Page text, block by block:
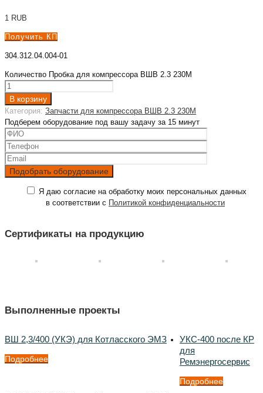
1 RUB
Получить КП
304.312.04.004-01
Количество Пробка для компрессора ВШВ 2.3 230М
В корзину
Категория: Запчасти для компрессора ВШВ 2.3 230М
Подберем оборудование под вашу задачу за 15 минут
Я даю согласие на обработку моих персональных данных
в соответствии с Политикой конфиденциальности
Сертификаты на продукцию
Выполненные проекты
ВШ 2,3/400 (УКЭ) для Котласского ЭМЗ
Подробнее
УКС-400 после КР
для
Ремэнергосервис
Подробнее